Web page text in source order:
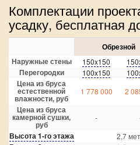
Комплектации
усадку, бесплатная
Обрезной
Наружные стены
150x150
Перегородки 100x150
Цена из бруса
естественной
влажности, руб
1 778 000 2
Цена из бруса
камерной сушки,
руб
-
Высота 1-го этажа 2,7